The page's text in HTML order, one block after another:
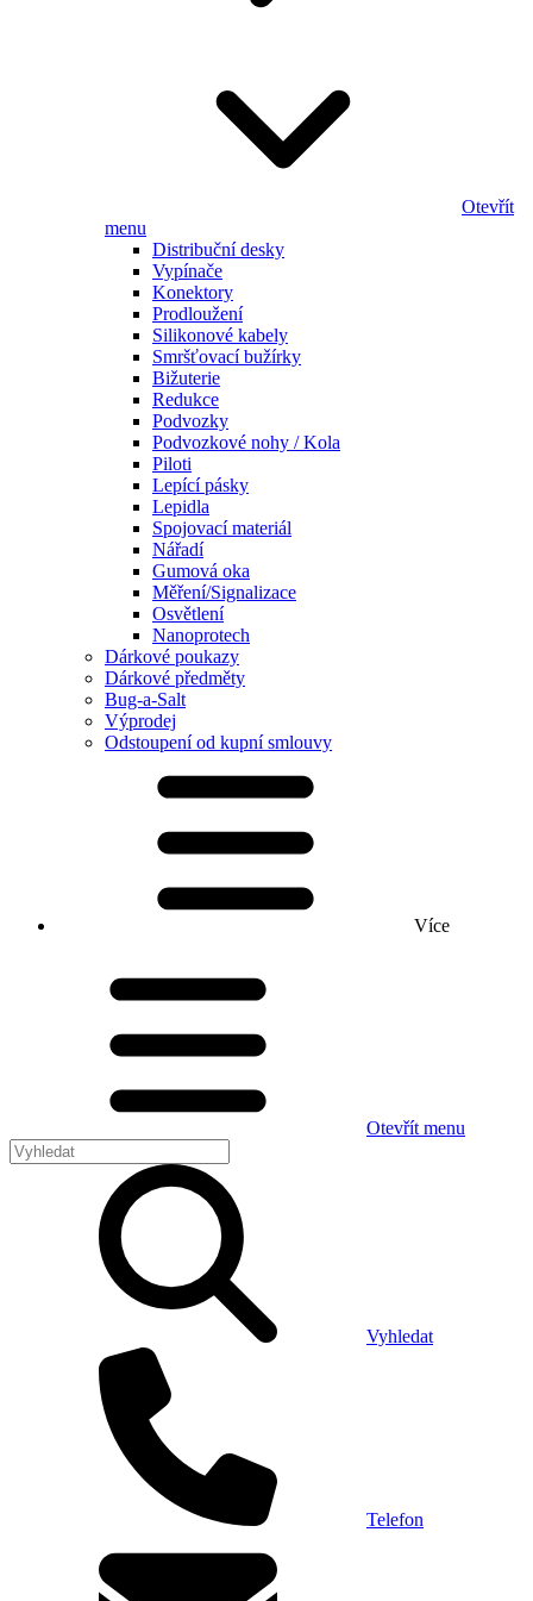
Otevřít
menu
Distribuční desky
Vypínače
Konektory
Prodloužení
Silikonové kabely
Smršťovací bužírky
Bižuterie
Redukce
Podvozky
Podvozkové nohy / Kola
Piloti
Lepící pásky
Lepidla
Spojovací materiál
Nářadí
Gumová oka
Měření/Signalizace
Osvětlení
Nanoprotech
Dárkové poukazy
Dárkové předměty
Bug-a-Salt
Výprodej
Odstoupení od kupní smlouvy
Více
Otevřít menu
Vyhledat
Telefon